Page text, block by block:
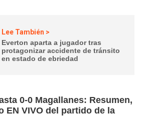
Lee También >
Everton aparta a jugador tras
protagonizar accidente de tránsito
en estado de ebriedad
0-0 Magallanes: Resumen,
EN VIVO del partido de la